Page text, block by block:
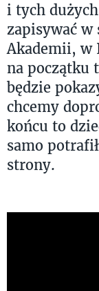
i tych
zapisywać w
Akademii, w
na początku
będzie
chcemy
końcu to
samo
strony.